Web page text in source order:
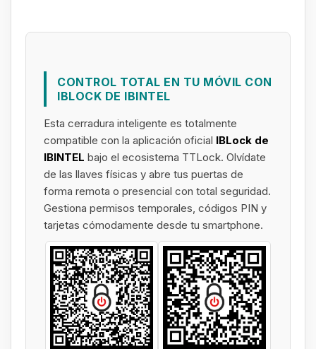
CONTROL TOTAL EN TU MÓVIL CON
IBLOCK DE IBINTEL
Esta cerradura inteligente es totalmente
compatible con la aplicación oficial IBLock de
IBINTEL bajo el ecosistema TTLock. Olvídate
de las llaves físicas y abre tus puertas de
forma remota o presencial con total seguridad.
Gestiona permisos temporales, códigos PIN y
tarjetas cómodamente desde tu smartphone.